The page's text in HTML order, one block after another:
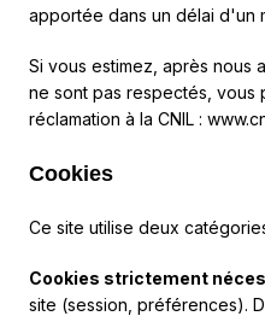
apportée dans un délai d'un
Si vous estimez, après nous
ne sont pas respectés, vous
réclamation à la CNIL :
Cookies
Ce site utilise deux
Cookies strictement
site (session, préférences).